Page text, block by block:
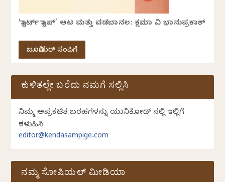
‘ಸ್ಟಾರ್ಟ್ ಸ್ಟಾಪ್’ ಆಟ ಮತ್ತು ವಡಬಾನಲ: ಕ್ಷಮಾ ವಿ ಭಾನುಪ್ರಕಾಶ್
ಜೂನಿಯರ್ ಸಂಪಿಗೆ
ಕುಳಿತಲ್ಲೇ ಬರೆದು ನಮಗೆ ಸಲ್ಲಿಸಿ
ನಿಮ್ಮ ಅಪ್ರಕಟಿತ ಬರಹಗಳನ್ನು ಯುನಿಕೋಡ್ ನಲ್ಲಿ ಇಲ್ಲಿಗೆ
ಕಳುಹಿಸಿ
editor@kendasampige.com
ನಮ್ಮ ಸೋಷಿಯಲ್‌ ಮೀಡಿಯಾ